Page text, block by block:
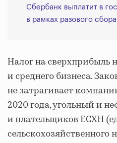
Сбербанк выплатит в
в рамках разового
Налог на сверхприбыль
и среднего бизнеса.
не затрагивает
2020 года, угольный и
и плательщиков ЕСХН
сельскохозяйственного